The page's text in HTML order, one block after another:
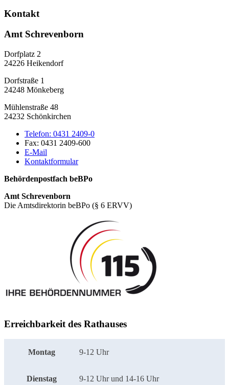
Kontakt
Amt Schrevenborn
Dorfplatz 2
24226 Heikendorf
Dorfstraße 1
24248 Mönkeberg
Mühlenstraße 48
24232 Schönkirchen
Telefon: 0431 2409-0
Fax: 0431 2409-600
E-Mail
Kontaktformular
Behördenpostfach beBPo
Amt Schrevenborn
Die Amtsdirektorin beBPo (§ 6 ERVV)
Erreichbarkeit des Rathauses
Montag 9-12 Uhr
Dienstag 9-12 Uhr und 14-16 Uhr